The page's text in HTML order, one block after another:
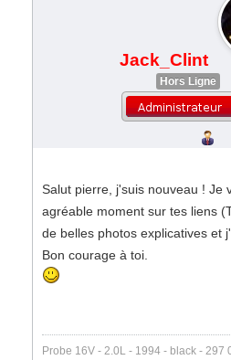
Jack_Clint
Hors Ligne
Salut pierre, j'suis nouveau ! Je
agréable moment sur tes liens
de belles photos explicatives et
Bon courage à toi.
Probe 16V - 2.0L - 1994 - black - 297